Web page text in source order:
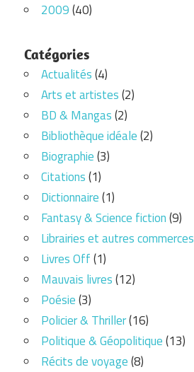
2009(40)
Catégories
Actualités(4)
Arts et artistes(2)
BD & Mangas(2)
Bibliothèque idéale(2)
Biographie(3)
Citations(1)
Dictionnaire(1)
Fantasy & Science fiction(9)
Librairies et autres commerces
Livres Off(1)
Mauvais livres(12)
Poésie(3)
Policier & Thriller(16)
Politique & Géopolitique(13)
Récits de voyage(8)